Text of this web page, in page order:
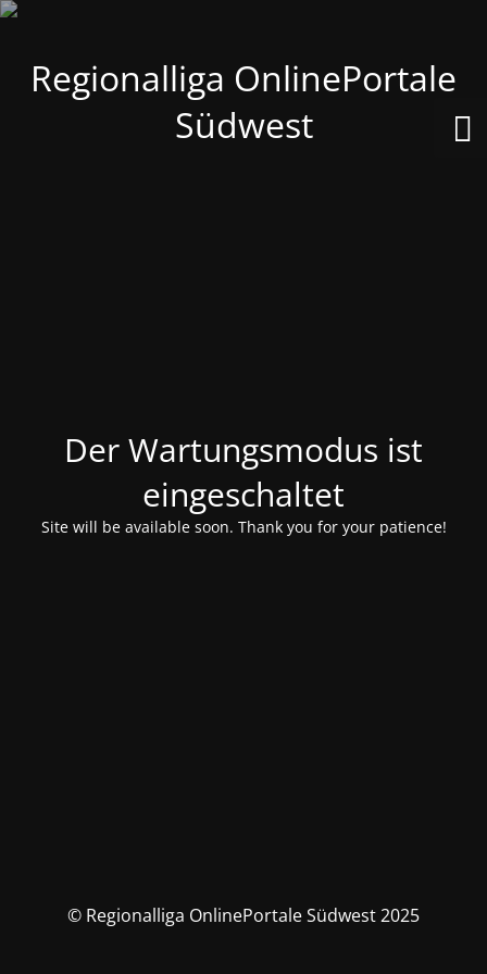
Regionalliga OnlinePortale
Südwest
Der Wartungsmodus ist
eingeschaltet
Site will be available soon. Thank you for your patience!
© Regionalliga OnlinePortale Südwest 2025